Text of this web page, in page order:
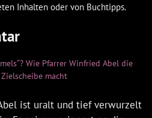
Inhalten oder von Buchtipps.
Wie Pfarrer Winfried Abel die
macht
ist uralt und tief verwurzelt